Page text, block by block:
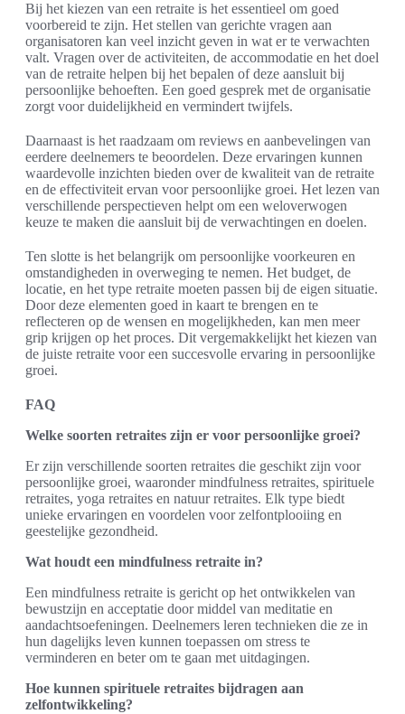
Bij het kiezen van een retraite is het essentieel om goed
voorbereid te zijn. Het stellen van gerichte vragen aan
organisatoren kan veel inzicht geven in wat er te verwachten
valt. Vragen over de activiteiten, de accommodatie en het doel
van de retraite helpen bij het bepalen of deze aansluit bij
persoonlijke behoeften. Een goed gesprek met de organisatie
zorgt voor duidelijkheid en vermindert twijfels.
Daarnaast is het raadzaam om reviews en aanbevelingen van
eerdere deelnemers te beoordelen. Deze ervaringen kunnen
waardevolle inzichten bieden over de kwaliteit van de retraite
en de effectiviteit ervan voor persoonlijke groei. Het lezen van
verschillende perspectieven helpt om een weloverwogen
keuze te maken die aansluit bij de verwachtingen en doelen.
Ten slotte is het belangrijk om persoonlijke voorkeuren en
omstandigheden in overweging te nemen. Het budget, de
locatie, en het type retraite moeten passen bij de eigen situatie.
Door deze elementen goed in kaart te brengen en te
reflecteren op de wensen en mogelijkheden, kan men meer
grip krijgen op het proces. Dit vergemakkelijkt het kiezen van
de juiste retraite voor een succesvolle ervaring in persoonlijke
groei.
FAQ
Welke soorten retraites zijn er voor persoonlijke groei?
Er zijn verschillende soorten retraites die geschikt zijn voor
persoonlijke groei, waaronder mindfulness retraites, spirituele
retraites, yoga retraites en natuur retraites. Elk type biedt
unieke ervaringen en voordelen voor zelfontplooiing en
geestelijke gezondheid.
Wat houdt een mindfulness retraite in?
Een mindfulness retraite is gericht op het ontwikkelen van
bewustzijn en acceptatie door middel van meditatie en
aandachtsoefeningen. Deelnemers leren technieken die ze in
hun dagelijks leven kunnen toepassen om stress te
verminderen en beter om te gaan met uitdagingen.
Hoe kunnen spirituele retraites bijdragen aan
zelfontwikkeling?